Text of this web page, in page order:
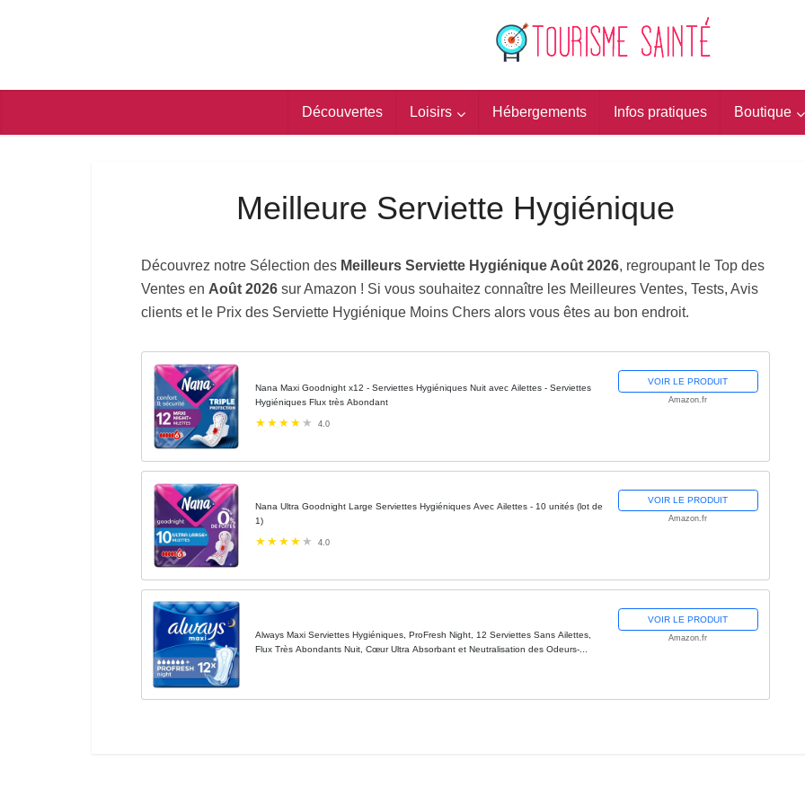
Découvertes Loisirs Hébergements Infos pratiques Boutique
Meilleure Serviette Hygiénique
Découvrez notre Sélection des Meilleurs Serviette Hygiénique Août 2026, regroupant le Top des
Ventes en Août 2026 sur Amazon ! Si vous souhaitez connaître les Meilleures Ventes, Tests, Avis
clients et le Prix des Serviette Hygiénique Moins Chers alors vous êtes au bon endroit.
Nana Maxi Goodnight x12 - Serviettes Hygiéniques Nuit avec Ailettes - Serviettes
Hygiéniques Flux très Abondant
4.0
VOIR LE PRODUIT
Amazon.fr
Nana Ultra Goodnight Large Serviettes Hygiéniques Avec Ailettes - 10 unités (lot de
1)
4.0
VOIR LE PRODUIT
Amazon.fr
Always Maxi Serviettes Hygiéniques, ProFresh Night, 12 Serviettes Sans Ailettes,
Flux Très Abondants Nuit, Cœur Ultra Absorbant et Neutralisation des Odeurs-...
VOIR LE PRODUIT
Amazon.fr